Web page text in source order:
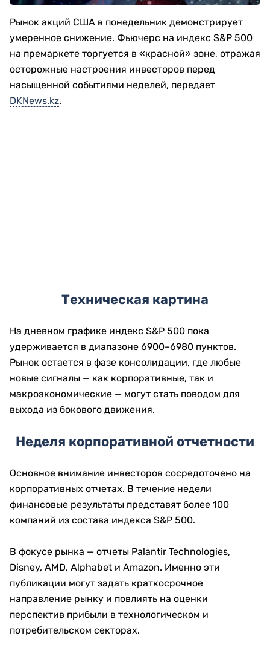
Рынок акций США в понедельник демонстрирует
умеренное снижение. Фьючерс на индекс S&P 500
на премаркете торгуется в «красной» зоне, отражая
осторожные настроения инвесторов перед
насыщенной событиями неделей, передает
DKNews.kz.
Техническая картина
На дневном графике индекс S&P 500 пока
удерживается в диапазоне 6900–6980 пунктов.
Рынок остается в фазе консолидации, где любые
новые сигналы — как корпоративные, так и
макроэкономические — могут стать поводом для
выхода из бокового движения.
Неделя корпоративной отчетности
Основное внимание инвесторов сосредоточено на
корпоративных отчетах. В течение недели
финансовые результаты представят более 100
компаний из состава индекса S&P 500.
В фокусе рынка — отчеты Palantir Technologies,
Disney, AMD, Alphabet и Amazon. Именно эти
публикации могут задать краткосрочное
направление рынку и повлиять на оценки
перспектив прибыли в технологическом и
потребительском секторах.